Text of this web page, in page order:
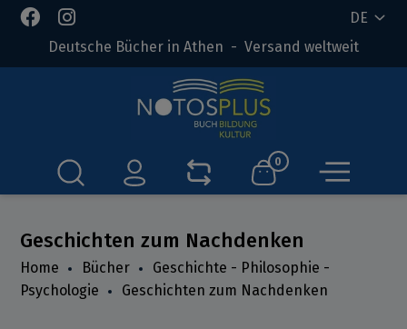
DE
Deutsche Bücher in Athen - Versand weltweit
0
Geschichten zum Nachdenken
Home Bücher
Geschichte - Philosophie -
Psychologie
Geschichten zum Nachdenken